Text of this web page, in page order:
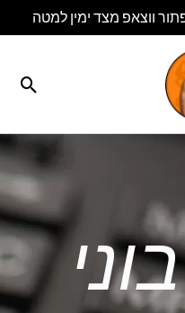
ווצאפ מצד ימין למטה